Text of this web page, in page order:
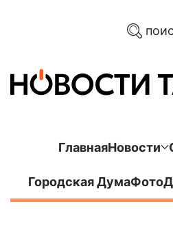
ГлавнаяНовости
Городская ДумаФото